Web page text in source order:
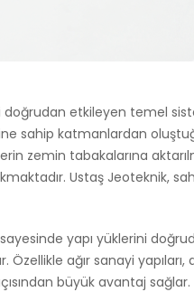
doğrudan etkileyen temel
sahip katmanlardan
zemin tabakalarına
Ustaş Jeoteknik,
yapı yüklerini
ağır sanayi yapıları,
büyük avantaj